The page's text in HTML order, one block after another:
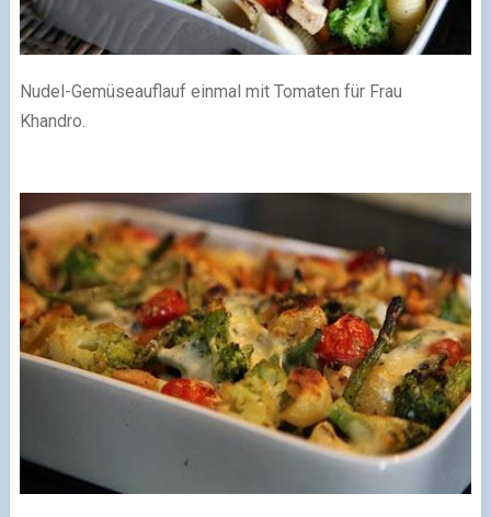
Nudel-Gemüseauflauf einmal mit Tomaten für Frau
Khandro.